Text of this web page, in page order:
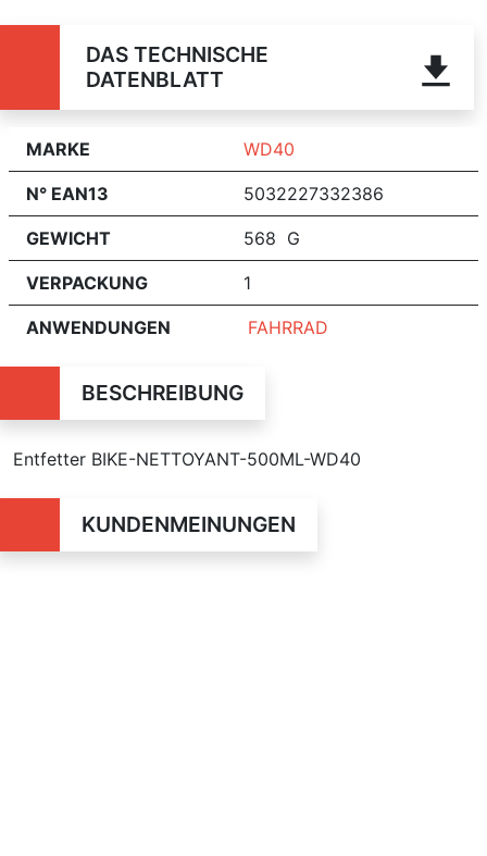
DAS TECHNISCHE
DATENBLATT
MARKE WD40
N° EAN13 5032227332386
GEWICHT 568 G
VERPACKUNG 1
ANWENDUNGEN FAHRRAD
BESCHREIBUNG
Entfetter BIKE-NETTOYANT-500ML-WD40
KUNDENMEINUNGEN